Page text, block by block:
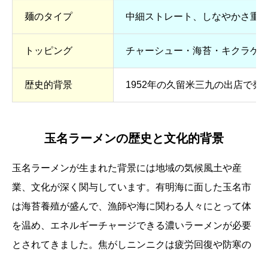
麺のタイプ 中細ストレート、しなやかさ重
トッピング チャーシュー・海苔・キクラゲ
歴史的背景 1952年の久留米三九の出店で発
玉名ラーメンの歴史と文化的背景
玉名ラーメンが生まれた背景には地域の気候風土や産
業、文化が深く関与しています。有明海に面した玉名市
は海苔養殖が盛んで、漁師や海に関わる人々にとって体
を温め、エネルギーチャージできる濃いラーメンが必要
とされてきました。焦がしニンニクは疲労回復や防寒の